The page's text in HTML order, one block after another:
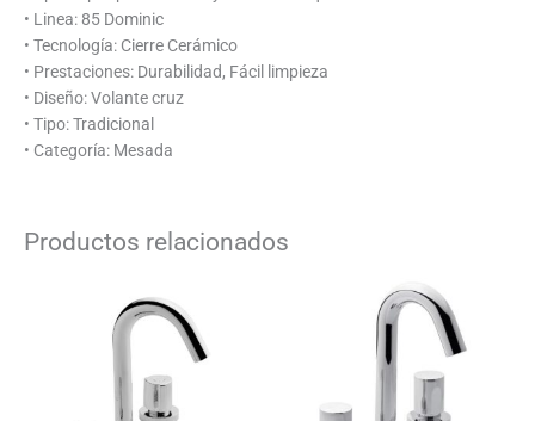
• Linea: 85 Dominic
• Tecnología: Cierre Cerámico
• Prestaciones: Durabilidad, Fácil limpieza
• Diseño: Volante cruz
• Tipo: Tradicional
• Categoría: Mesada
Productos relacionados